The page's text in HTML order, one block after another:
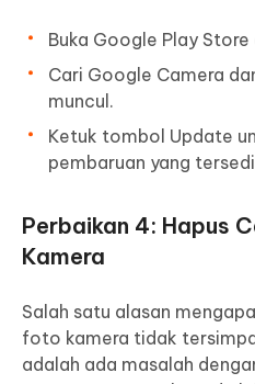
Buka Google Play
Cari Google Camera
muncul.
Ketuk tombol Update
pembaruan yang
Perbaikan 4: Hapus
Kamera
Salah satu alasan
foto kamera tidak
adalah ada masalah